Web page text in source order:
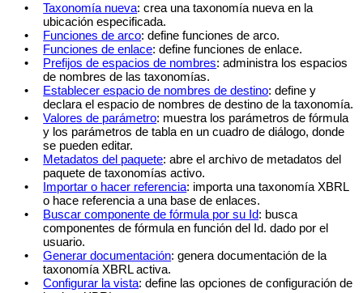
•
Taxonomía nueva: crea una taxonomía nueva en la
ubicación especificada.
•
Funciones de arco: define funciones de arco.
•
Funciones de enlace: define funciones de enlace.
•
Prefijos de espacios de nombres: administra los espacios
de nombres de las taxonomías.
•
Establecer espacio de nombres de destino: define y
declara el espacio de nombres de destino de la taxonomía.
•
Valores de parámetro: muestra los parámetros de fórmula
y los parámetros de tabla en un cuadro de diálogo, donde
se pueden editar.
•
Metadatos del paquete: abre el archivo de metadatos del
paquete de taxonomías activo.
•
Importar o hacer referencia: importa una taxonomía XBRL
o hace referencia a una base de enlaces.
•
Buscar componente de fórmula por su Id: busca
componentes de fórmula en función del Id. dado por el
usuario.
•
Generar documentación: genera documentación de la
taxonomía XBRL activa.
•
Configurar la vista: define las opciones de configuración de